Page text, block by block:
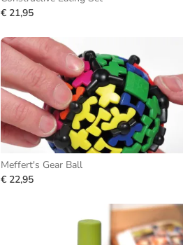
€ 21,95
Meffert's Gear Ball
€ 22,95